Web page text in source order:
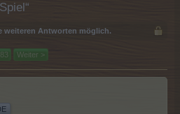
weiteren Antworten möglich.
83 Weiter >